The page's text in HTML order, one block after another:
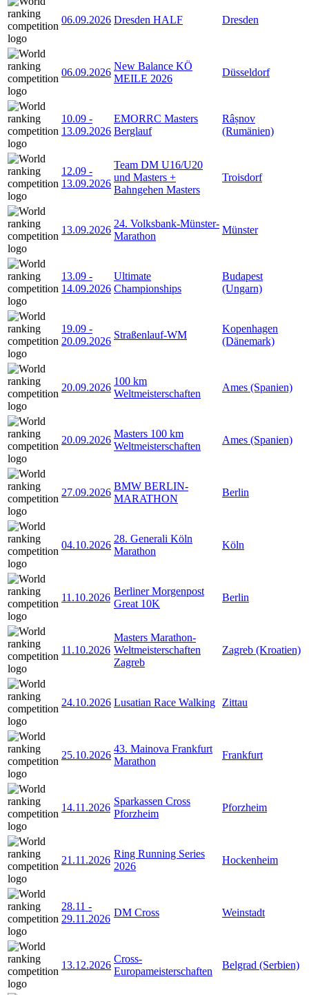
06.09.2026 Dresden HALF Dresden
06.09.2026
New Balance KÖ
MEILE 2026
Düsseldorf
10.09 -
13.09.2026
EMORRC Masters
Berglauf
Râșnov
(Rumänien)
12.09 -
13.09.2026
Team DM U16/U20
und Masters +
Bahngehen Masters
Troisdorf
13.09.2026
24. Volksbank-Münster-
Marathon
Münster
13.09 -
14.09.2026
Ultimate
Championships
Budapest
(Ungarn)
19.09 -
20.09.2026
Straßenlauf-WM
Kopenhagen
(Dänemark)
20.09.2026
100 km
Weltmeisterschaften
Ames (Spanien)
20.09.2026
Masters 100 km
Weltmeisterschaften
Ames (Spanien)
27.09.2026
BMW BERLIN-
MARATHON
Berlin
04.10.2026
28. Generali Köln
Marathon
Köln
11.10.2026
Berliner Morgenpost
Great 10K
Berlin
11.10.2026
Masters Marathon-
Weltmeisterschaften
Zagreb
Zagreb (Kroatien)
24.10.2026 Lusatian Race Walking Zittau
25.10.2026
43. Mainova Frankfurt
Marathon
Frankfurt
14.11.2026
Sparkassen Cross
Pforzheim
Pforzheim
21.11.2026
Ring Running Series
2026
Hockenheim
28.11 -
29.11.2026
DM Cross Weinstadt
13.12.2026
Cross-
Europameisterschaften
Belgrad (Serbien)